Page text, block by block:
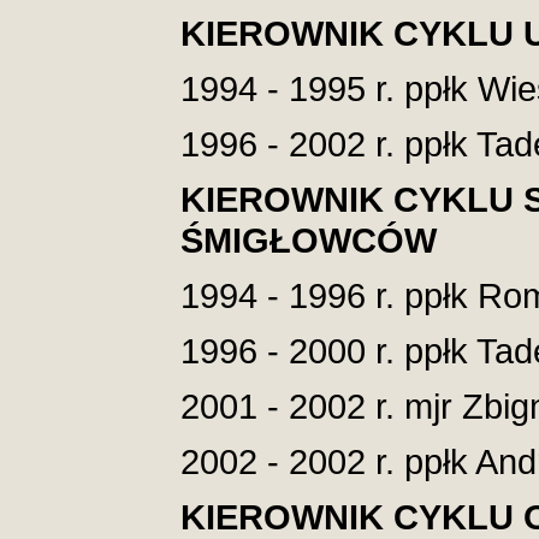
KIEROWNIK CYKLU
1994 - 1995 r. ppłk
1996 - 2002 r. ppłk
KIEROWNIK CYKLU
ŚMIGŁOWCÓW
1994 - 1996 r. ppłk
1996 - 2000 r. ppłk
2001 - 2002 r. mjr
2002 - 2002 r. ppłk
KIEROWNIK CYKLU